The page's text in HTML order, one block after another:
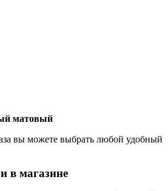
матовый
вы можете выбрать любой удобный
в магазине